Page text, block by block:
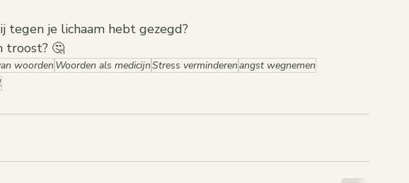
je lichaam hebt gezegd?
troost? 🤔
woorden Woorden als medicijnStress verminderenangst wegnemen